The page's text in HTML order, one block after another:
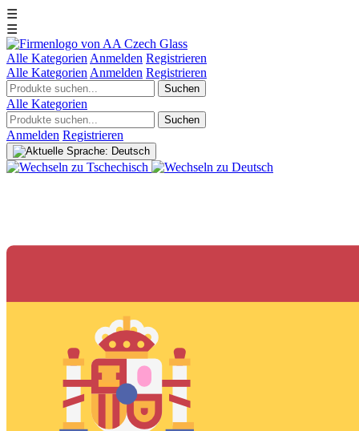
☰
☰
Alle Kategorien Anmelden Registrieren
Alle Kategorien Anmelden Registrieren
Suchen
Alle Kategorien
Suchen
Anmelden Registrieren